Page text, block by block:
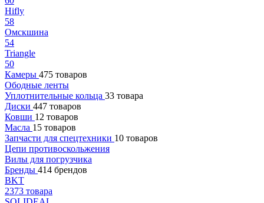
Hifly
58
Омскшина
54
Triangle
50
Камеры 475 товаров
Ободные ленты
Уплотнительные кольца 33 товара
Диски 447 товаров
Ковши 12 товаров
Масла 15 товаров
Запчасти для спецтехники 10 товаров
Цепи противоскольжения
Вилы для погрузчика
Бренды 414 брендов
BKT
2373 товара